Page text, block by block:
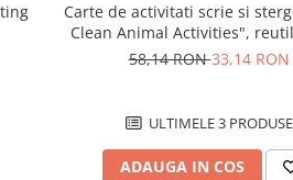
Carte de activitati scrie si
Clean Animal Activities",
Usborne
58,14 RON33,14 RON
ULTIMELE 3 PRODUSE
ADAUGA IN COS